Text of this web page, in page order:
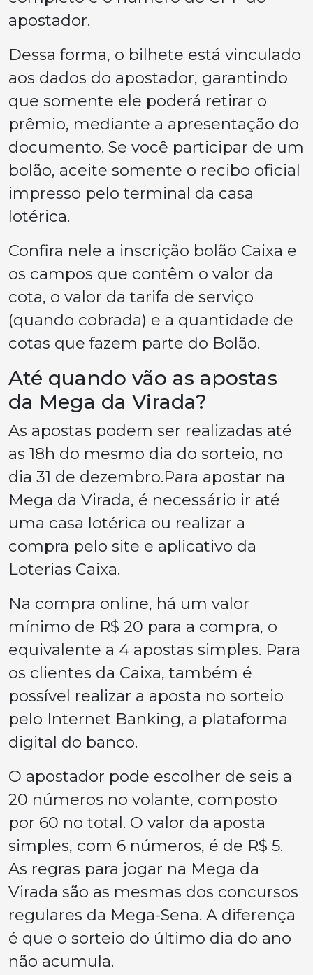
apostador.
Dessa forma, o bilhete está vinculado
aos dados do apostador, garantindo
que somente ele poderá retirar o
prêmio, mediante a apresentação do
documento. Se você participar de um
bolão, aceite somente o recibo oficial
impresso pelo terminal da casa
lotérica.
Confira nele a inscrição bolão Caixa e
os campos que contêm o valor da
cota, o valor da tarifa de serviço
(quando cobrada) e a quantidade de
cotas que fazem parte do Bolão.
Até quando vão as apostas
da Mega da Virada?
As apostas podem ser realizadas até
as 18h do mesmo dia do sorteio, no
dia 31 de dezembro.Para apostar na
Mega da Virada, é necessário ir até
uma casa lotérica ou realizar a
compra pelo site e aplicativo da
Loterias Caixa.
Na compra online, há um valor
mínimo de R$ 20 para a compra, o
equivalente a 4 apostas simples. Para
os clientes da Caixa, também é
possível realizar a aposta no sorteio
pelo Internet Banking, a plataforma
digital do banco.
O apostador pode escolher de seis a
20 números no volante, composto
por 60 no total. O valor da aposta
simples, com 6 números, é de R$ 5.
As regras para jogar na Mega da
Virada são as mesmas dos concursos
regulares da Mega-Sena. A diferença
é que o sorteio do último dia do ano
não acumula.